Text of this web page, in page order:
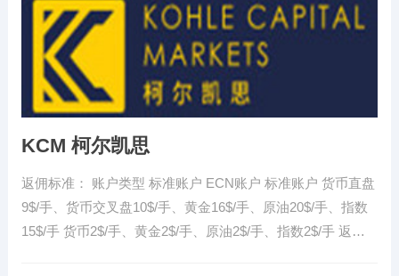
KCM 柯尔凯思
返佣标准： 账户类型 标准账户 ECN账户 标准账户 货币直盘
9$/手、货币交叉盘10$/手、黄金16$/手、原油20$/手、指数
15$/手 货币2$/手、黄金2$/手、原油2$/手、指数2$/手 返…